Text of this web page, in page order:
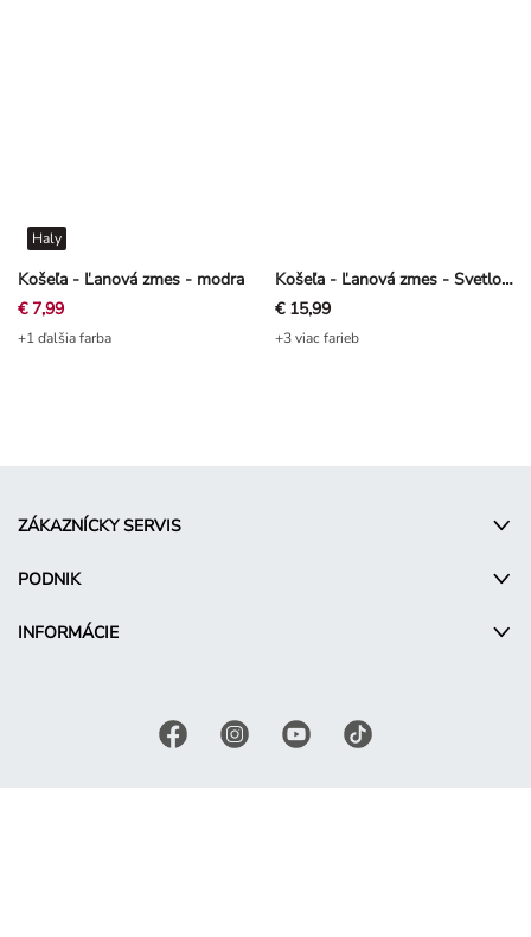
Košeľa - Ľanová zmes - modra
Haly
€ 7,99
+1 ďalšia farba
Košeľa - Ľanová zmes - Svetlo zelená
€ 15,99
+3 viac farieb
ZÁKAZNÍCKY SERVIS
PODNIK
INFORMÁCIE